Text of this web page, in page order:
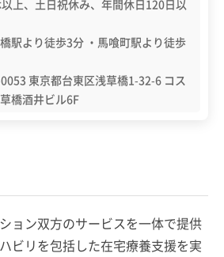
上、土日祝休み、年間休日120日以
橋駅より徒歩3分 ・馬喰町駅より徒歩
東京都台東区浅草橋1-32-6 コス
橋酒井ビル6F
ョン双方のサービスを一体で提供
ビリを包括した在宅療養支援を実